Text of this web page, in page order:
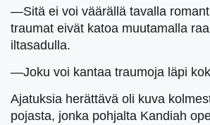
—Sitä ei voi väärällä tavalla
traumat eivät katoa muutamalla
iltasadulla.
—Joku voi kantaa traumoja läpi
Ajatuksia herättävä oli kuva
pojasta, jonka pohjalta Kandiah